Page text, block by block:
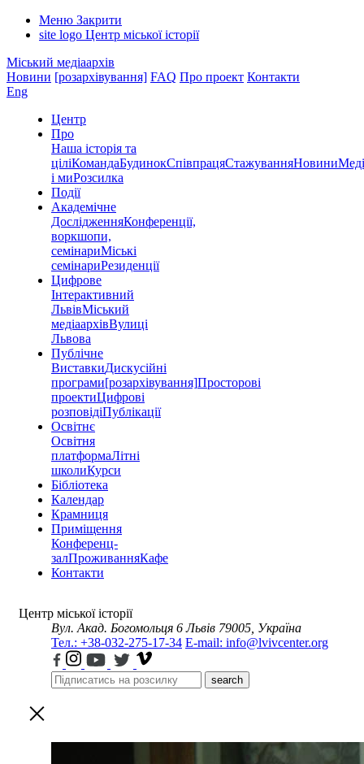
Меню Закрити
site logo Центр міської історії
Міський медіаархів
Новини [розархівування] FAQ Про проект Контакти
Eng
Центр
Про
Наша історія та
ціліКомандаБудинокСпівпрацяСтажуванняНовини
і миРозсилка
Події
Академічне
ДослідженняКонференції,
воркшопи,
семінариМіські
семінариРезиденції
Цифрове
Інтерактивний
ЛьвівМіський
медіаархівВулиці
Львова
Публічне
ВиставкиДискусійні
програми[розархівування]Просторові
проектиЦифрові
розповідіПублікації
Освітнє
Освітня
платформаЛітні
школиКурси
Бібліотека
Календар
Крамниця
Приміщення
Конференц-
залПроживанняКафе
Контакти
Центр міської історії
Вул. Акад. Богомольця 6 Львів 79005, Україна
Тел.: +38-032-275-17-34 E-mail: info@lvivcenter.org
search